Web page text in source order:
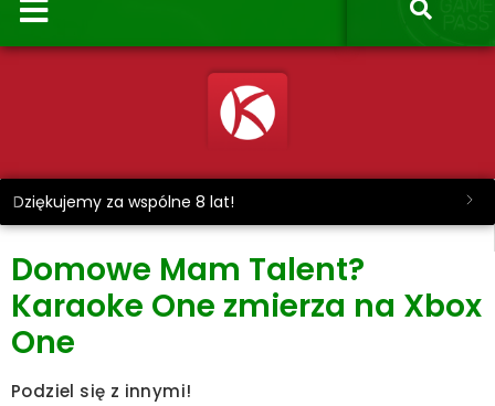
Dziękujemy za wspólne 8 lat!
Domowe Mam Talent?
Karaoke One zmierza na Xbox
One
Podziel się z innymi!